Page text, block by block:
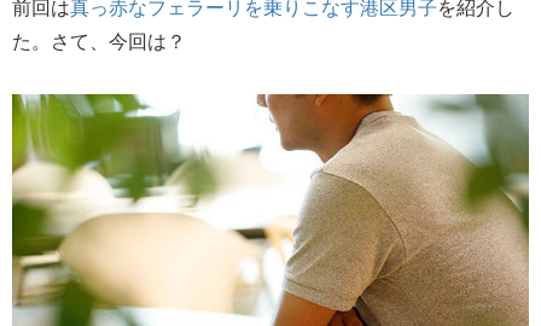
前回は真っ赤なフェラーリを乗りこなす港区男子を紹介し
た。さて、今回は？